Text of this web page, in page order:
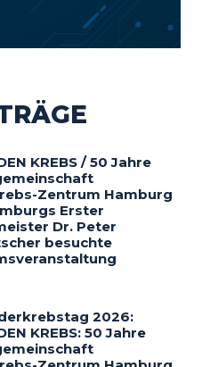
KREBS / 50 Jahre
Zentrum Hamburg
Erster
Dr. Peter
besuchte
2026:
KREBS: 50 Jahre